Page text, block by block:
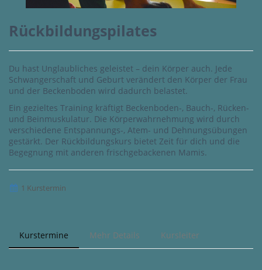
Rückbildungspilates
Du hast Unglaubliches geleistet – dein Körper auch. Jede
Schwangerschaft und Geburt verändert den Körper der Frau
und der Beckenboden wird dadurch belastet.
Ein gezieltes Training kräftigt Beckenboden-, Bauch-, Rücken-
und Beinmuskulatur. Die Körperwahrnehmung wird durch
verschiedene Entspannungs-, Atem- und Dehnungsübungen
gestärkt. Der Rückbildungskurs bietet Zeit für dich und die
Begegnung mit anderen frischgebackenen Mamis.
1 Kurstermin
Kurstermine Mehr Details Kursleiter